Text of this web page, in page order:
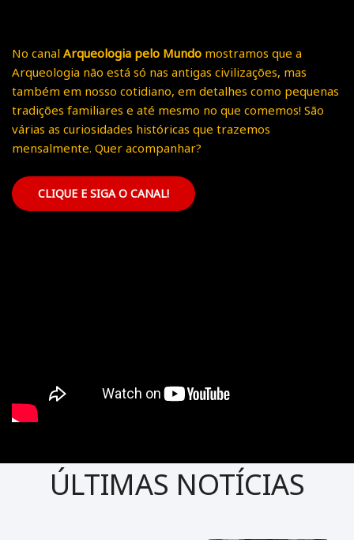
No canal Arqueologia pelo Mundo mostramos que a
Arqueologia não está só nas antigas civilizações, mas
também em nosso cotidiano, em detalhes como pequenas
tradições familiares e até mesmo no que comemos! São
várias as curiosidades históricas que trazemos
mensalmente. Quer acompanhar?
CLIQUE E SIGA O CANAL!
ÚLTIMAS NOTÍCIAS